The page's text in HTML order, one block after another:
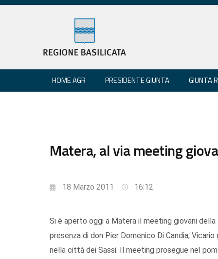
HOME AGR PRESIDENTE GIUNTA GIUNTA
Matera, al via meeting
18 Marzo 2011 16:12
Si è aperto oggi a Matera il meeting giovani
presenza di don Pier Domenico Di Candia,
nella città dei Sassi. Il meeting prosegue nel